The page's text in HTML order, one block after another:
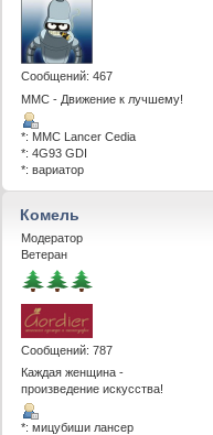
Сообщений: 467
ММС - Движение к лучшему!
*: MMC Lancer Cedia
*: 4G93 GDI
*: вариатор
Комель
Модератор
Ветеран
Сообщений: 787
Каждая женщина -
произведение искусства!
*: мицубиши лансер